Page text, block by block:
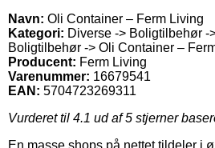
Navn: Oli Container – Ferm Living
Kategori: Diverse -> Boligtilbehør -
Boligtilbehør -> Oli Container –
Producent: Ferm Living
Varenummer: 16679541
EAN: 5704723269311
Vurderet til 4.1 ud af 5 stjerner
En masse shops på nettet tildeler i